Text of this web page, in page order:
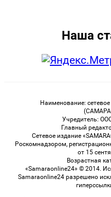
Наша
Наименование: сетевое
Учредитель:
Главный
Сетевое издание
Роскомнадзором,
от 15
Возрастная
«Samaraonline24» © 2014.
Samaraonline24 разрешено